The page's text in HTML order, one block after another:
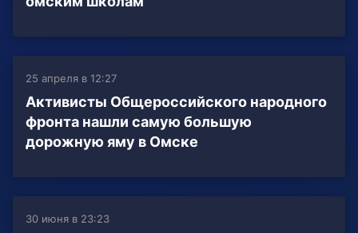
25 апреля в 12:27
Активисты Общероссийского народного
фронта нашли самую большую
дорожную яму в Омске
30 июня в 23:23